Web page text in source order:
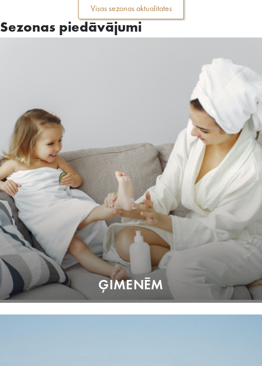
Visas sezonas aktualitates
Sezonas piedāvājumi
ĢIMENĒM